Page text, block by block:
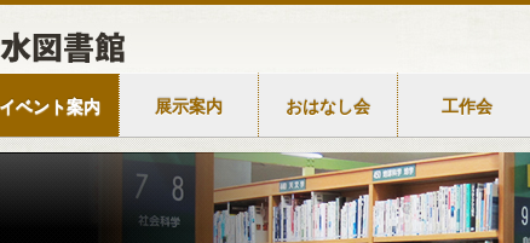
イベント案内 展示案内 おはなし会 工作会